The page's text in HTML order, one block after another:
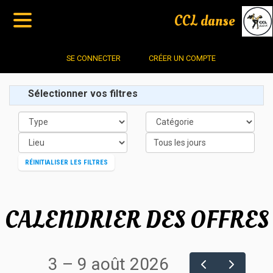
CCL danse
SE CONNECTER CRÉER UN COMPTE
Sélectionner vos filtres
Tous les jours
RÉINITIALISER LES FILTRES
CALENDRIER DES OFFRES
3 – 9 août 2026